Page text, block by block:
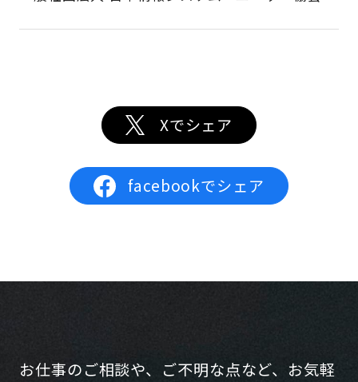
Xでシェア
facebookでシェア
お仕事のご相談や、ご不明な点など、お気軽